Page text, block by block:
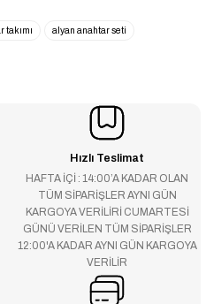
takımı alyan anahtar seti
Hızlı Teslimat
HAFTA İÇİ : 14:00’A KADAR OLAN
TÜM SİPARİŞLER AYNI GÜN
KARGOYA VERİLİRİ CUMARTESİ
GÜNÜ VERİLEN TÜM SİPARİŞLER
12:00'A KADAR AYNI GÜN KARGOYA
VERİLİR